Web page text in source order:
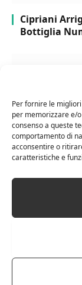
Per fornire le
per memorizzare e/
consenso a queste
comportamento di
acconsentire o
caratteristiche e
Cipriani
Bottiglia
Chanson